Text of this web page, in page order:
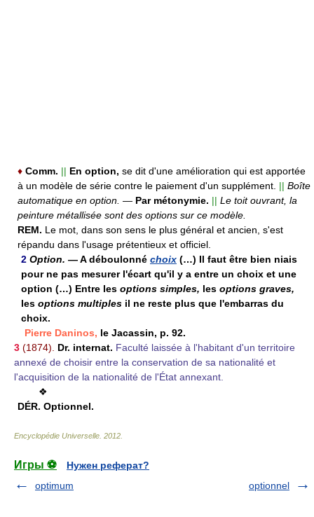
♦ Comm. || En option, se dit d'une amélioration qui est apportée
à un modèle de série contre le paiement d'un supplément. || Boîte
automatique en option. — Par métonymie. || Le toit ouvrant, la
peinture métallisée sont des options sur ce modèle.
REM. Le mot, dans son sens le plus général et ancien, s'est
répandu dans l'usage prétentieux et officiel.
2 Option. — A déboulonné choix (…) Il faut être bien niais
pour ne pas mesurer l'écart qu'il y a entre un choix et une
option (…) Entre les options simples, les options graves,
les options multiples il ne reste plus que l'embarras du
choix.
Pierre Daninos, le Jacassin, p. 92.
3 (1874). Dr. internat. Faculté laissée à l'habitant d'un territoire
annexé de choisir entre la conservation de sa nationalité et
l'acquisition de la nationalité de l'État annexant.
❖
DÉR. Optionnel.
Encyclopédie Universelle 2012
Игры ⚽
Нужен реферат?
optimum
optionnel